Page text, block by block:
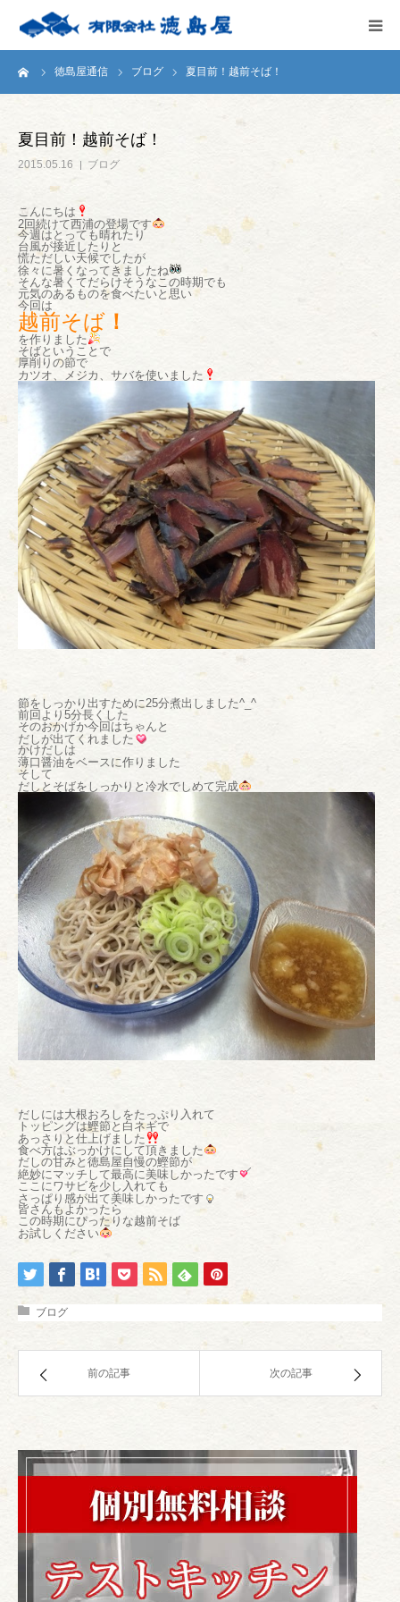
徳島屋通信 ブログ 夏目前！越前そば！
夏目前！越前そば！
2015.05.16 ブログ
こんにちは
2回続けて西浦の登場です
今週はとっても晴れたり
台風が接近したりと
慌ただしい天候でしたが
徐々に暑くなってきましたね
そんな暑くてだらけそうなこの時期でも
元気のあるものを食べたいと思い
今回は
越前そば ！
を作りました
そばということで
厚削りの節で
カツオ、メジカ、サバを使いました
節をしっかり出すために25分煮出しました^_^
前回より5分長くした
そのおかげか今回はちゃんと
だしが出てくれました
かけだしは
薄口醤油をベースに作りました
そして
だしとそばをしっかりと冷水でしめて完成
だしには大根おろしをたっぷり入れて
トッピングは鰹節と白ネギで
あっさりと仕上げました
食べ方はぶっかけにして頂きました
だしの甘みと徳島屋自慢の鰹節が
絶妙にマッチして最高に美味しかったです
ここにワサビを少し入れても
さっぱり感が出て美味しかったです
皆さんもよかったら
この時期にぴったりな越前そば
お試しください
ブログ
前の記事 次の記事
HOME
テストキッチン
商品案内
お問い合わせ